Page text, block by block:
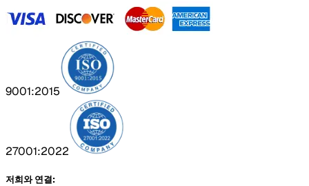
9001:2015
27001:2022
저희와 연결: